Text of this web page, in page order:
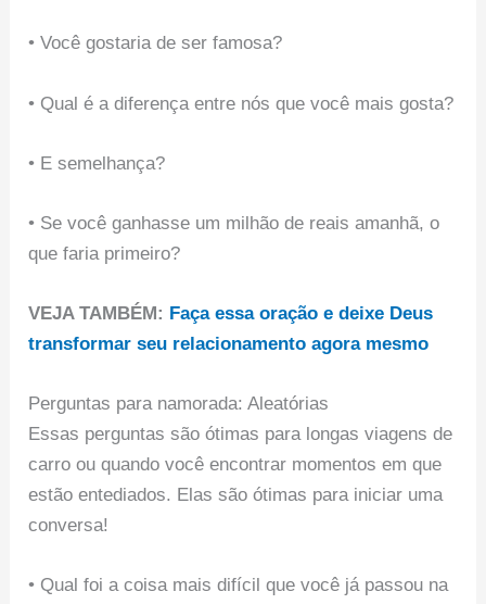
• Você gostaria de ser famosa?
• Qual é a diferença entre nós que você mais gosta?
• E semelhança?
• Se você ganhasse um milhão de reais amanhã, o
que faria primeiro?
VEJA TAMBÉM: Faça essa oração e deixe Deus
transformar seu relacionamento agora mesmo
Perguntas para namorada: Aleatórias
Essas perguntas são ótimas para longas viagens de
carro ou quando você encontrar momentos em que
estão entediados. Elas são ótimas para iniciar uma
conversa!
• Qual foi a coisa mais difícil que você já passou na